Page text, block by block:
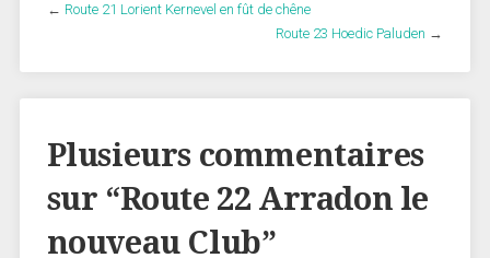
← Route 21 Lorient Kernevel en fût de chêne
Route 23 Hoedic Paluden →
Plusieurs commentaires
sur “Route 22 Arradon le
nouveau Club”